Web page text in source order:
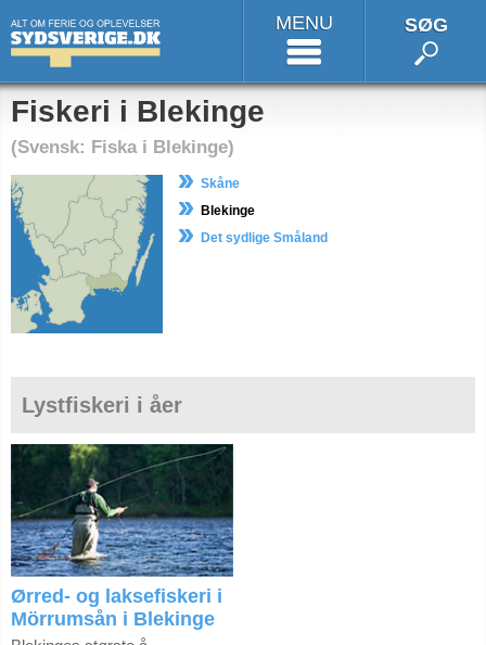
MENU SØG
Fiskeri i Blekinge
(Svensk: Fiska i Blekinge)
Skåne
Blekinge
Det sydlige Småland
Lystfiskeri i åer
Ørred- og laksefiskeri i
Mörrumsån i Blekinge